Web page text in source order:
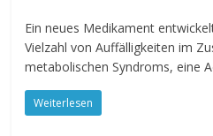
Ein neues Medikament
Vielzahl von Auffälligkeiten im
metabolischen Syndroms, eine
Weiterlesen